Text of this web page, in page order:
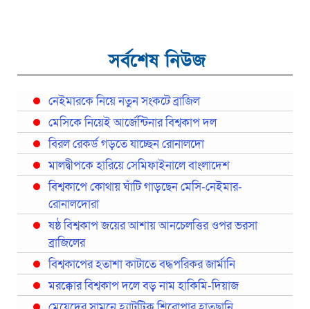
সর্বশেষ নিউজ
নেইমারকে নিয়ে নতুন সংকটে ব্রাজিল
মেসিকে নিয়েই আর্জেন্টিনার বিশ্বকাপ দল
বিরল রেকর্ড গড়তে যাচ্ছেন রোনালদো
মালদ্বীপকে হারিয়ে সেমিফাইনালে বাংলাদেশ
বিশ্বকাপে কোথায় ঘাঁটি গাড়ছেন মেসি-নেইমার-
রোনালদোরা
ষষ্ঠ বিশ্বকাপ জয়ের আশায় আনচেলত্তির ওপর ভরসা
ব্রাজিলের
বিশ্বকাপের হতাশা কাটাতে বদ্ধপরিকর জার্মানি
মরক্কোর বিশ্বকাপ দলে বড় নাম হাকিমি-দিয়াজ